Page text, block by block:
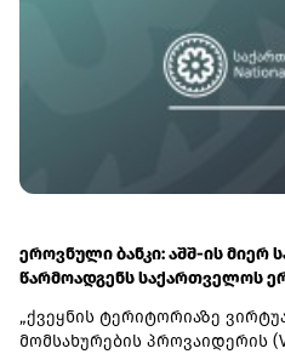
ეროვნული ბანკი: აშშ-ის მიერ
წარმოადგენს საქართველოს
„ქვეყნის ტერიტორიაზე
მომსახურების პროვაიდერის